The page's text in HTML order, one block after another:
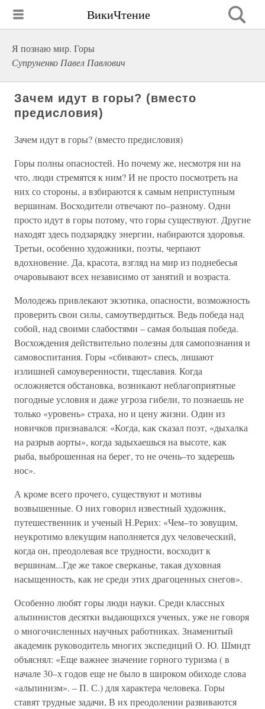
ВикиЧтение
Я познаю мир. Горы
Супруненко Павел Павлович
Зачем идут в горы? (вместо
предисловия)
Зачем идут в горы? (вместо предисловия)
Горы полны опасностей. Но почему же, несмотря ни на
что, люди стремятся к ним? И не просто посмотреть на
них со стороны, а взбираются к самым неприступным
вершинам. Восходители отвечают по–разному. Одни
просто идут в горы потому, что горы существуют. Другие
находят здесь подзарядку энергии, набираются здоровья.
Третьи, особенно художники, поэты, черпают
вдохновение. Да, красота, взгляд на мир из поднебесья
очаровывают всех независимо от занятий и возраста.
Молодежь привлекают экзотика, опасности, возможность
проверить свои силы, самоутвердиться. Ведь победа над
собой, над своими слабостями – самая большая победа.
Восхождения действительно полезны для самопознания и
самовоспитания. Горы «сбивают» спесь, лишают
излишней самоуверенности, тщеславия. Когда
осложняется обстановка, возникают неблагоприятные
погодные условия и даже угроза гибели, то познаешь не
только «уровень» страха, но и цену жизни. Один из
новичков признавался: «Когда, как сказал поэт, «дыхалка
на разрыв аорты», когда задыхаешься на высоте, как
рыба, выброшенная на берег, то не очень–то задерешь
нос».
А кроме всего прочего, существуют и мотивы
возвышенные. О них говорил известный художник,
путешественник и ученый Н.Рерих: «Чем–то зовущим,
неукротимо влекущим наполняется дух человеческий,
когда он, преодолевая все трудности, восходит к
вершинам...Где же такое сверканье, такая духовная
насыщенность, как не среди этих драгоценных снегов».
Особенно любят горы люди науки. Среди классных
альпинистов десятки выдающихся ученых, уже не говоря
о многочисленных научных работниках. Знаменитый
академик руководитель многих экспедиций О. Ю. Шмидт
объяснял: «Еще важнее значение горного туризма ( в
начале 30–х годов еще не было в широком обиходе слова
«альпинизм». – П. С.) для характера человека. Горы
ставят трудные задачи, В их преодолении развиваются